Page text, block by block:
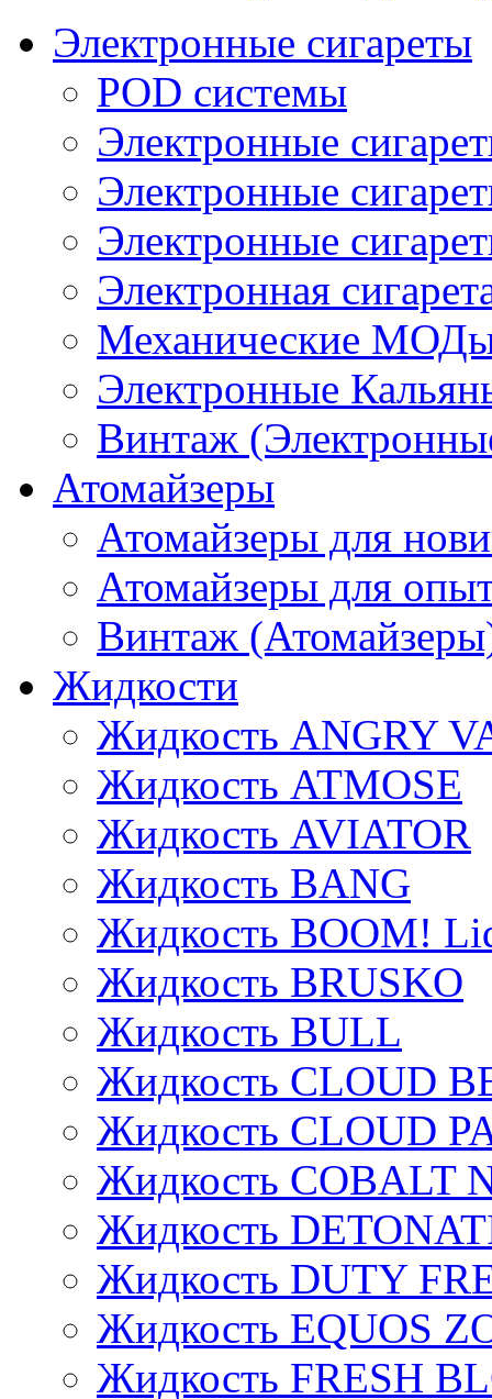
Электронные сигареты
POD системы
Электронные
Электронные
Электронные
Электронная
Механические
Электронные
Винтаж
Атомайзеры
Атомайзеры для
Атомайзеры для
Винтаж
Жидкости
Жидкость ANGRY
Жидкость ATMOSE
Жидкость AVIATOR
Жидкость BANG
Жидкость BOOM!
Жидкость BRUSKO
Жидкость BULL
Жидкость CLOUD
Жидкость CLOUD
Жидкость COBALT
Жидкость
Жидкость DUTY
Жидкость EQUOS
Жидкость FRESH